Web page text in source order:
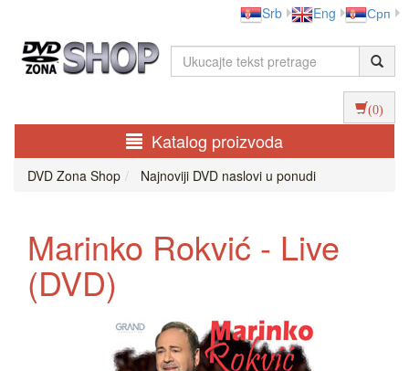
Srb Eng Срп
(0)
Katalog proizvoda
DVD Zona Shop Najnoviji DVD naslovi u ponudi
Marinko Rokvić - Live
(DVD)